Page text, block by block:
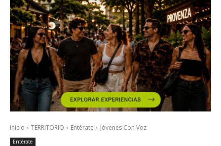
Inicio TERRITORIO Entérate Jóvenes Con Voz
Entérate